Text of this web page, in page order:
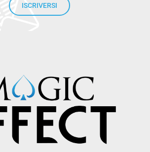
ISCRIVERSI